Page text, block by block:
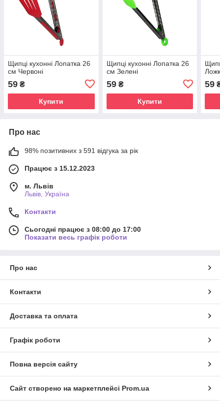
Щипці кухонні Лопатка 26
см Червоні
59 ₴
Купити
Щипці кухонні Лопатка 26
см Зелені
59₴
Купити
59
Про нас
98% позитивних з 591 відгука за рік
Працює з 15.12.2023
м. Львів
Львів, Україна
Контакти
Сьогодні працює з 08:00 до 17:00
Показати весь графік роботи
Про нас
Контакти
Доставка та оплата
Графік роботи
Повна версія сайту
Сайт створено на маркетплейсі Prom.ua